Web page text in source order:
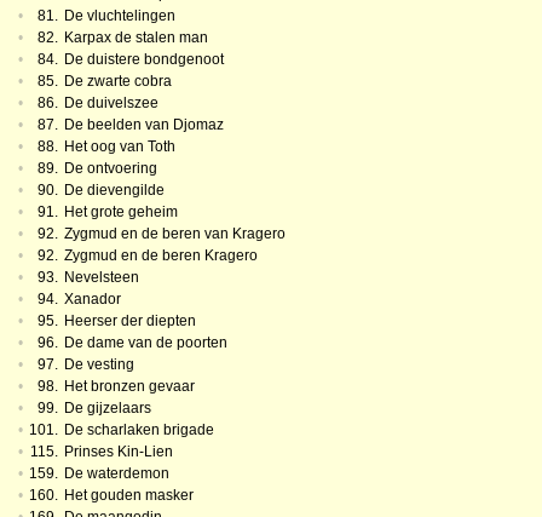
•
81. De vluchtelingen
•
82. Karpax de stalen man
•
84. De duistere bondgenoot
•
85. De zwarte cobra
•
86. De duivelszee
•
87. De beelden van Djomaz
•
88. Het oog van Toth
•
89. De ontvoering
•
90. De dievengilde
•
91. Het grote geheim
•
92. Zygmud en de beren van Kragero
•
92. Zygmud en de beren Kragero
•
93. Nevelsteen
•
94. Xanador
•
95. Heerser der diepten
•
96. De dame van de poorten
•
97. De vesting
•
98. Het bronzen gevaar
•
99. De gijzelaars
• 101. De scharlaken brigade
• 115. Prinses Kin-Lien
• 159. De waterdemon
• 160. Het gouden masker